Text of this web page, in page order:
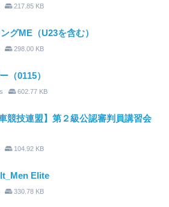
217.85 KB
グME（U23を含む）
298.00 KB
（0115）
602.77 KB
競技連盟】第２級公認審判員講習会
104.92 KB
Elite
330.78 KB